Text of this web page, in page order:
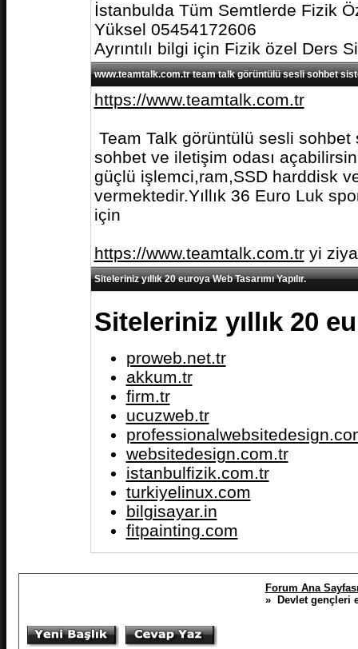
İstanbulda Tüm Semtlerde Fizik
Yüksel 05454172606
Ayrıntılı bilgi için Fizik özel Ders
www.teamtalk.com.tr team talk görüntülü sesli sohbet
https://www.teamtalk.com.tr
Team Talk görüntülü sesli
sohbet ve iletişim odası
güçlü işlemci,ram,SSD harddisk
vermektedir.Yıllık 36 Euro Luk
için
https://www.teamtalk.com.tryi
Siteleriniz yıllık 20 euroya Web Tasarımı Yapılır.
Siteleriniz yıllık 20
proweb.net.tr
akkum.tr
firm.tr
ucuzweb.tr
websitedesign.com.tr
istanbulfizik.com.tr
turkiyelinux.com
bilgisayar.in
fitpainting.com
Forum Ana
» Devlet gençleri